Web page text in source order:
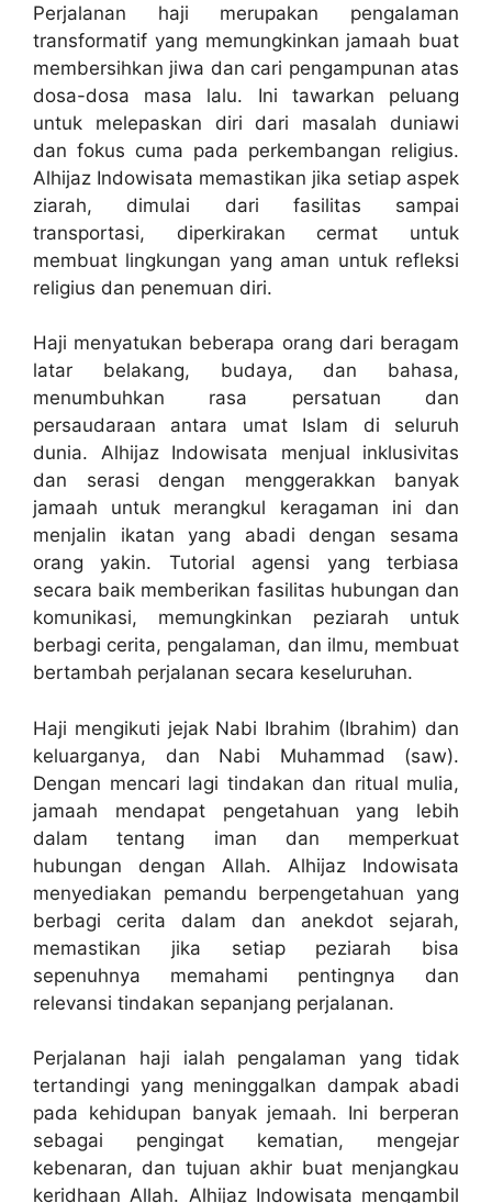
Perjalanan haji merupakan pengalaman
transformatif yang memungkinkan jamaah buat
membersihkan jiwa dan cari pengampunan atas
dosa-dosa masa lalu. Ini tawarkan peluang
untuk melepaskan diri dari masalah duniawi
dan fokus cuma pada perkembangan religius.
Alhijaz Indowisata memastikan jika setiap aspek
ziarah, dimulai dari fasilitas sampai
transportasi, diperkirakan cermat untuk
membuat lingkungan yang aman untuk refleksi
religius dan penemuan diri.
Haji menyatukan beberapa orang dari beragam
latar belakang, budaya, dan bahasa,
menumbuhkan rasa persatuan dan
persaudaraan antara umat Islam di seluruh
dunia. Alhijaz Indowisata menjual inklusivitas
dan serasi dengan menggerakkan banyak
jamaah untuk merangkul keragaman ini dan
menjalin ikatan yang abadi dengan sesama
orang yakin. Tutorial agensi yang terbiasa
secara baik memberikan fasilitas hubungan dan
komunikasi, memungkinkan peziarah untuk
berbagi cerita, pengalaman, dan ilmu, membuat
bertambah perjalanan secara keseluruhan.
Haji mengikuti jejak Nabi Ibrahim (Ibrahim) dan
keluarganya, dan Nabi Muhammad (saw).
Dengan mencari lagi tindakan dan ritual mulia,
jamaah mendapat pengetahuan yang lebih
dalam tentang iman dan memperkuat
hubungan dengan Allah. Alhijaz Indowisata
menyediakan pemandu berpengetahuan yang
berbagi cerita dalam dan anekdot sejarah,
memastikan jika setiap peziarah bisa
sepenuhnya memahami pentingnya dan
relevansi tindakan sepanjang perjalanan.
Perjalanan haji ialah pengalaman yang tidak
tertandingi yang meninggalkan dampak abadi
pada kehidupan banyak jemaah. Ini berperan
sebagai pengingat kematian, mengejar
kebenaran, dan tujuan akhir buat menjangkau
keridhaan Allah. Alhijaz Indowisata mengambil